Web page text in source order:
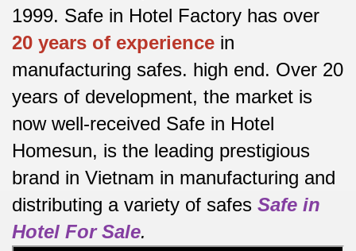
1999. Safe in Hotel Factory has over
20 years of experience in
manufacturing safes. high end. Over 20
years of development, the market is
now well-received Safe in Hotel
Homesun, is the leading prestigious
brand in Vietnam in manufacturing and
distributing a variety of safes Safe in
Hotel For Sale.